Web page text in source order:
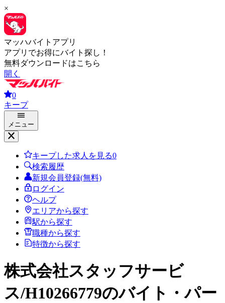
×
マッハバイトアプリ
アプリでお得にバイト探し！
無料ダウンロードはこちら
開く
0
キープ
メニュー
キープした求人を見る0
検索履歴
新規会員登録(無料)
ログイン
ヘルプ
エリアから探す
駅から探す
職種から探す
特徴から探す
株式会社スタッフサービ
ス/H10266779のバイト・パー